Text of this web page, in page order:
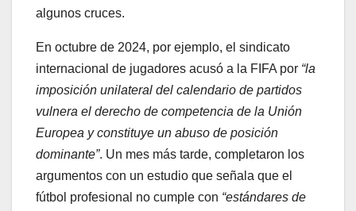
algunos cruces.
En octubre de 2024, por ejemplo, el sindicato
internacional de jugadores acusó a la FIFA por “la
imposición unilateral del calendario de partidos
vulnera el derecho de competencia de la Unión
Europea y constituye un abuso de posición
dominante”. Un mes más tarde, completaron los
argumentos con un estudio que señala que el
fútbol profesional no cumple con “estándares de